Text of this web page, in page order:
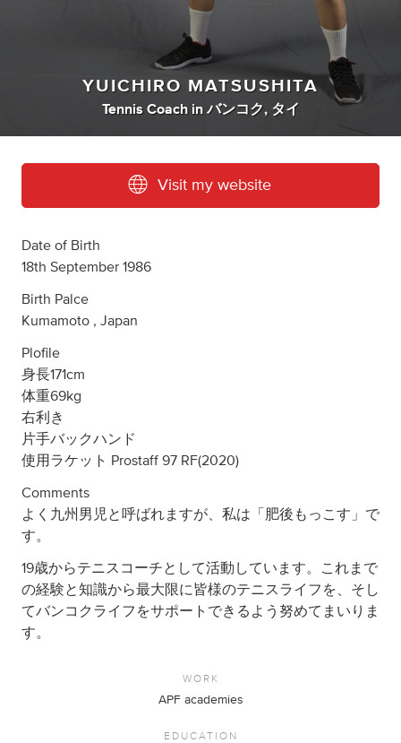
YUICHIRO MATSUSHITA
Tennis Coach inバンコク, タイ
Visit my website
Date of Birth
18th September 1986
Birth Palce
Kumamoto , Japan
Plofile
身長171cm
体重69kg
右利き
片手バックハンド
使用ラケット Prostaff 97 RF(2020)
Comments
よく九州男児と呼ばれますが、私は「肥後もっこす」で
す。
19歳からテニスコーチとして活動しています。これまで
の経験と知識から最大限に皆様のテニスライフを、そし
てバンコクライフをサポートできるよう努めてまいりま
す。
WORK
APF academies
EDUCATION